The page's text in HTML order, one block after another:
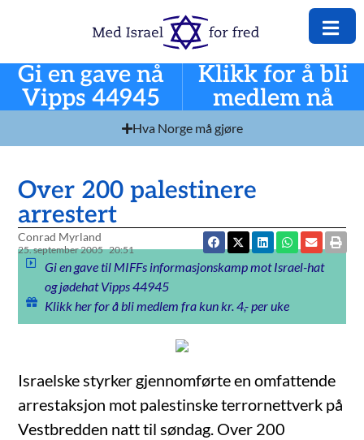
Gi en gave nå
Vipps 44945
Klikk for å bli
medlem nå
Hva Norge må gjøre
Over 200 palestinere
arrestert
Conrad Myrland
25. september 2005 20:51
Gi en gave til MIFFs informasjonskamp mot Israel-hat
og jødehat Vipps 44945
Klikk her for å bli medlem fra kun kr. 4,- per uke
Israelske styrker gjennomførte en omfattende
arrestaksjon mot palestinske terrornettverk på
Vestbredden natt til søndag. Over 200